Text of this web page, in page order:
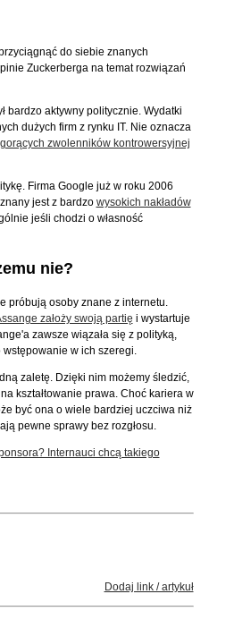
do siebie znanych
Zuckerberga na temat rozwiązań
bardzo aktywny politycznie. Wydatki
dużych firm z rynku IT. Nie oznacza
gorących zwolenników kontrowersyjnej
Firma Google już w roku 2006
jest z bardzo wysokich nakładów
jeśli chodzi o własność
nie?
próbują osoby znane z internetu.
założy swoją partię i wystartuje
zawsze wiązała się z polityką,
wstępowanie w ich szeregi.
zaletę. Dzięki nim możemy śledzić,
kształtowanie prawa. Choć kariera w
być ona o wiele bardziej uczciwa niż
pewne sprawy bez rozgłosu.
Internauci chcą takiego
Dodaj link / artykuł